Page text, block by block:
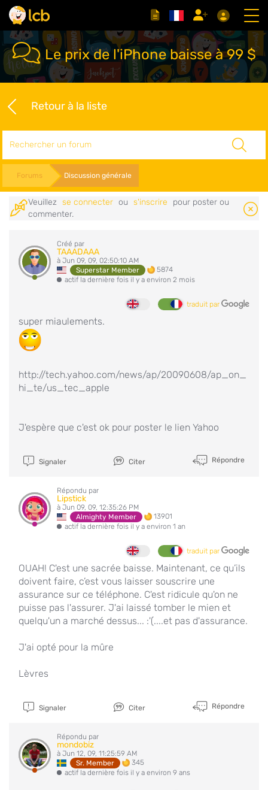
Le prix de l'iPhone baisse à 99 $
Retour à la liste
Forums Discussion générale
Veuillez se connecter ou s'inscrire
pour poster ou
commenter.
Créé par
TAAADAAA
à Jun 09, 09, 02:50:10 AM
Superstar Member
5874
actif la dernière fois il y a environ 2 mois
traduit par
super miaulements.
http://tech.yahoo.com/news/ap/20090608/ap_on_
hi_te/us_tec_apple
J'espère que c'est ok pour poster le lien Yahoo
Signaler Citer Répondre
Répondu par
Lipstick
à Jun 09, 09, 12:35:26 PM
Almighty Member
13901
actif la dernière fois il y a environ 1 an
traduit par
OUAH! C'est une sacrée baisse. Maintenant, ce qu’ils
doivent faire, c’est vous laisser souscrire une
assurance sur ce téléphone. C'est ridicule qu'on ne
puisse pas l'assurer. J'ai laissé tomber le mien et
quelqu'un a marché dessus... :'(....et pas d'assurance.
J'ai opté pour la mûre
Lèvres
Signaler Citer Répondre
Répondu par
mondobiz
à Jun 12, 09, 11:25:59 AM
Sr. Member
345
actif la dernière fois il y a environ 9 ans